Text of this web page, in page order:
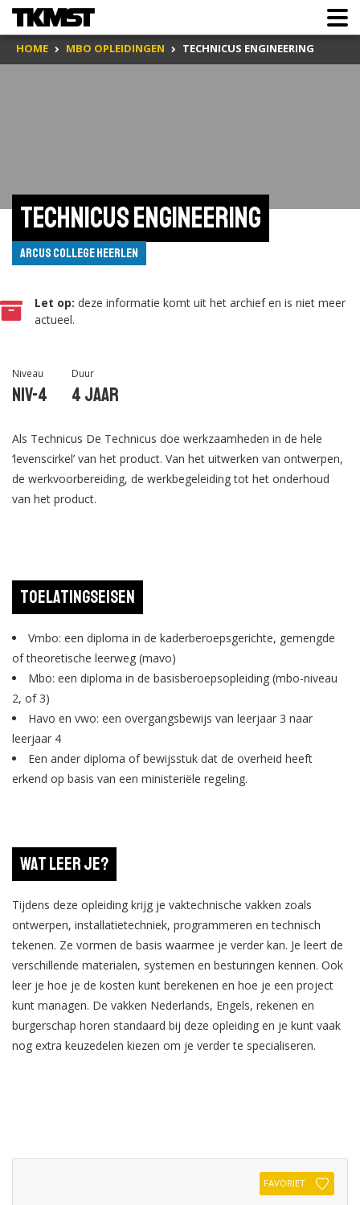
HOME MBO OPLEIDINGEN TECHNICUS ENGINEERING
Technicus engineering
ARCUS College Heerlen
Let op: deze informatie komt uit het archief en is niet meer
actueel.
Niveau
Niv-4
Duur
4 jaar
Als Technicus De Technicus doe werkzaamheden in de hele
‘levenscirkel’ van het product. Van het uitwerken van ontwerpen,
de werkvoorbereiding, de werkbegeleiding tot het onderhoud
van het product.
Toelatingseisen
Vmbo: een diploma in de kaderberoepsgerichte, gemengde
of theoretische leerweg (mavo)
Mbo: een diploma in de basisberoepsopleiding (mbo-niveau
2, of 3)
Havo en vwo: een overgangsbewijs van leerjaar 3 naar
leerjaar 4
Een ander diploma of bewijsstuk dat de overheid heeft
erkend op basis van een ministeriële regeling.
Wat leer je?
Tijdens deze opleiding krijg je vaktechnische vakken zoals
ontwerpen, installatietechniek, programmeren en technisch
tekenen. Ze vormen de basis waarmee je verder kan. Je leert de
verschillende materialen, systemen en besturingen kennen. Ook
leer je hoe je de kosten kunt berekenen en hoe je een project
kunt managen. De vakken Nederlands, Engels, rekenen en
burgerschap horen standaard bij deze opleiding en je kunt vaak
nog extra keuzedelen kiezen om je verder te specialiseren.
FAVORIET